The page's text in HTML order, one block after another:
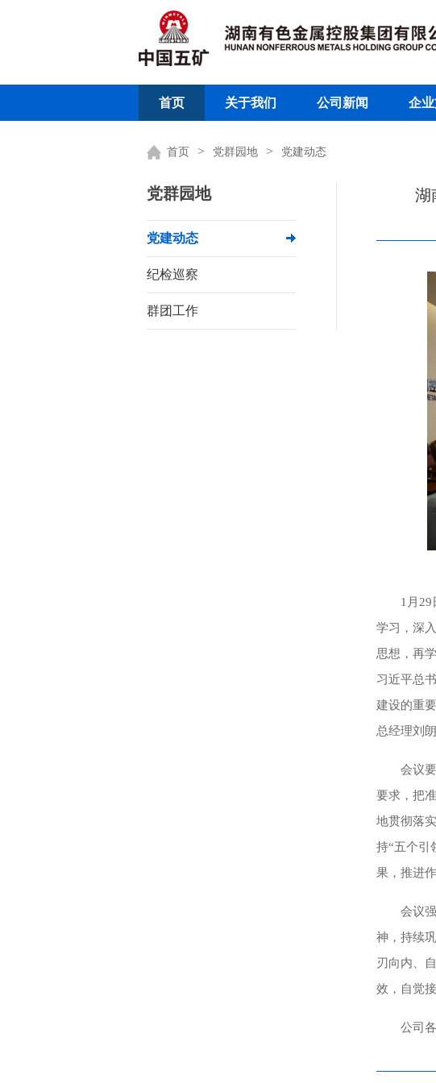
首页 关于我们 公司新闻 企
首页 > 党群园地 > 党建动态
党群园地
党建动态
纪检巡察
群团工作
湖
1月29
学习，深
思想，再
习近平总
建设的重
总经理刘
会议
要求，把
地贯彻落
持“五个引
果，推进
会议
神，持续
刃向内、
效，自觉
公司